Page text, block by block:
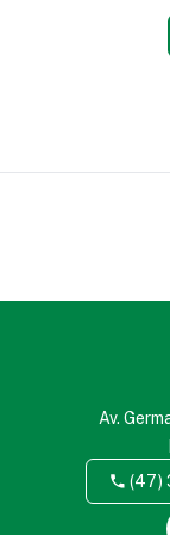
Legging
Av.
(47)